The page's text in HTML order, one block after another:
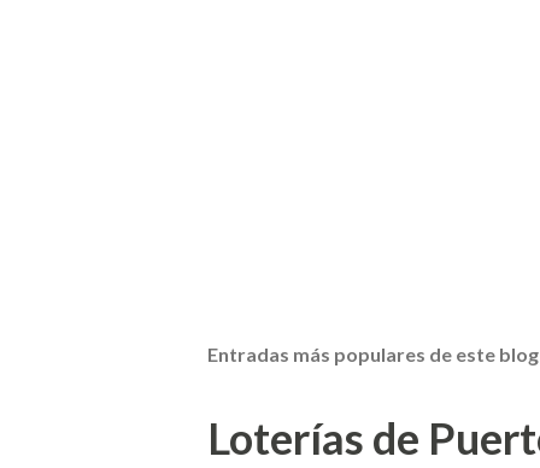
iEntradas más populares de este blog
Loterías de